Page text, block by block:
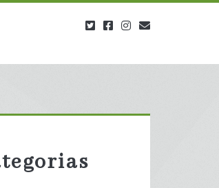
twitterfacebookinstagram